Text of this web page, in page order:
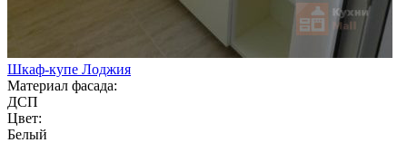
Шкаф-купе Лоджия
Материал фасада:
ДСП
Цвет:
Белый